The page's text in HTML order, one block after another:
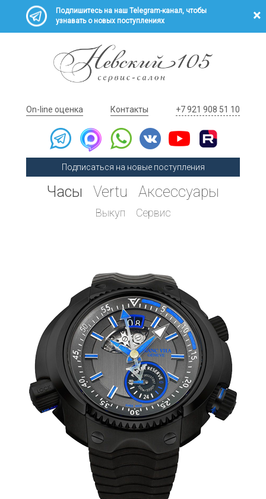
Подпишитесь на наш Telegram-канал, чтобы
узнавать о новых поступлениях
On-line оценка Контакты +7 921 908 51 10
Подписаться на новые поступления
Часы Vertu Аксессуары
Выкуп Сервис